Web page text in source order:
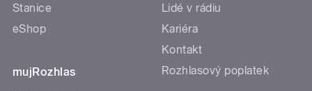
Stanice
eShop
mujRozhlas
Lidé v rádiu
Kariéra
Kontakt
Rozhlasový poplatek